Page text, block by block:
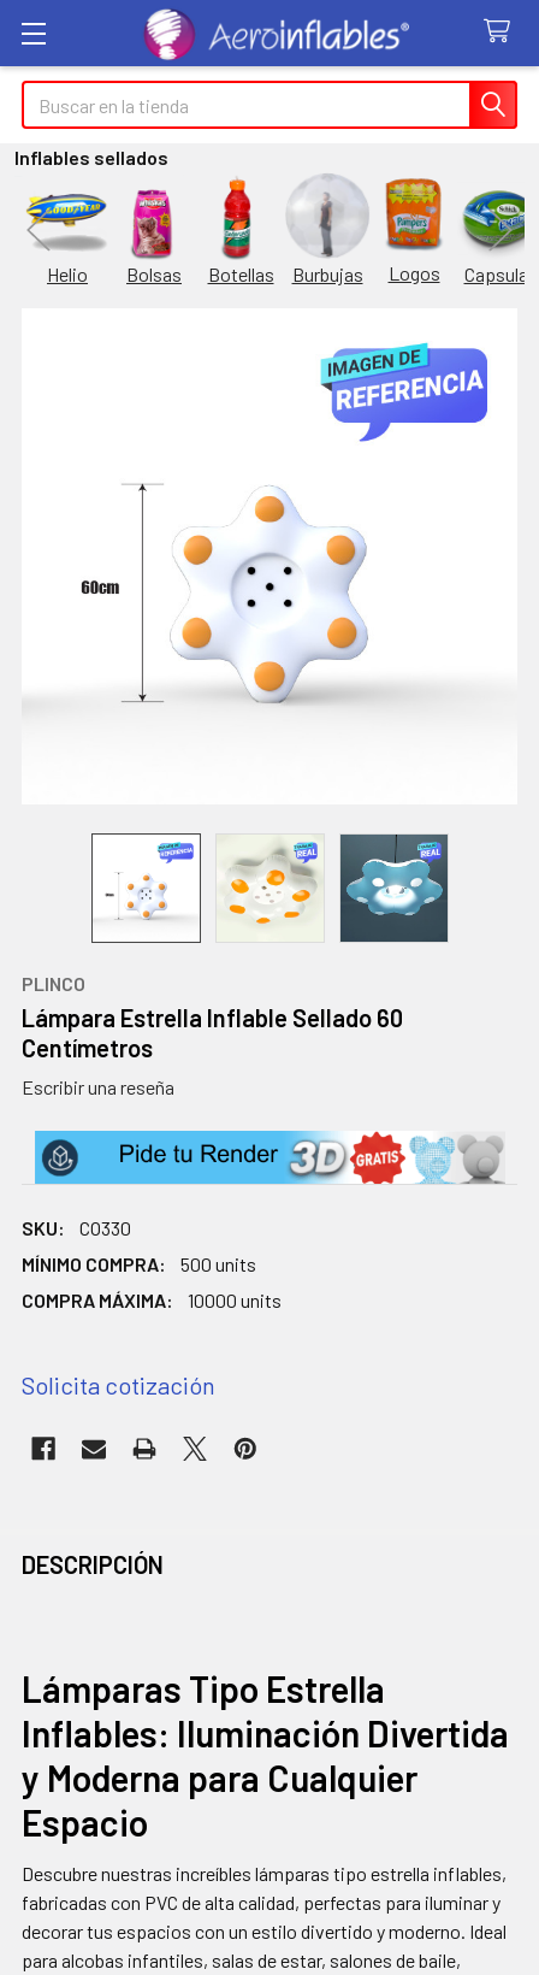
Buscar
Inflables sellados
Helio Bolsas Botellas Burbujas Logos Capsulas
PLINCO
Lámpara Estrella Inflable Sellado 60
Centímetros
Escribir una reseña
SKU:
CO330
MÍNIMO COMPRA:
500 units
COMPRA MÁXIMA:
10000 units
Solicita cotización
ACTUALES:
JUNTOS
SELECCIONAR
TODO
SELECCIONADOS
AL CARRITO
DESCRIPCIÓN
Lámparas Tipo Estrella
Inflables: Iluminación Divertida
y Moderna para Cualquier
Espacio
Descubre nuestras increíbles lámparas tipo estrella inflables,
fabricadas con PVC de alta calidad, perfectas para iluminar y
decorar tus espacios con un estilo divertido y moderno. Ideal
para alcobas infantiles, salas de estar, salones de baile,